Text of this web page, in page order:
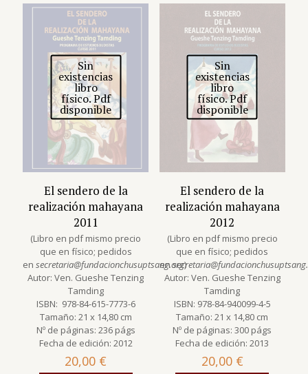
Sin
existencias
libro
físico. Pdf
disponible
El sendero de la
realización mahayana
2011
(Libro en pdf mismo precio
que en físico; pedidos
en secretaria@fundacionchusuptsang.org)
Autor: Ven. Gueshe Tenzing
Tamding
ISBN: 978-84-615-7773-6
Tamaño: 21 x 14,80 cm
Nº de páginas: 236 págs
Fecha de edición: 2012
20,00 €
Sin
existencias
libro
físico. Pdf
disponible
El sendero de la
realización mahayana
2012
(Libro en pdf mismo precio
que en físico; pedidos
en
Autor: Ven. Gueshe Tenzing
Tamding
ISBN: 978-84-940099-4-5
Tamaño: 21 x 14,80 cm
Nº de páginas: 300 págs
Fecha de edición: 2013
20,00 €